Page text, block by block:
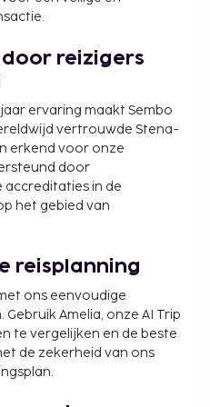
Profiteer in dit hotel van
kun je tegen betaling
dat
Bureau voor Toerisme,
een officiële
bij de accommodatie te
kunnen inclusief
belasting: EUR 3.90
Deze belasting is niet
die jonger zijn dan
die de
reizigers
ervaring maakt Sembo
vertrouwde Stena-
erkend voor onze
door
in de
het gebied van
reisplanning
ons eenvoudige
Gebruik Amelia, onze AI Trip
te vergelijken en de beste
de zekerheid van ons